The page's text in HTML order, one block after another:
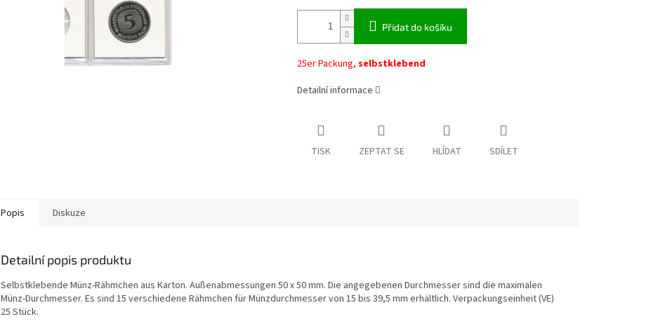
Přidat do košíku
25er Packung, selbstklebend
Detailní informace
TISK ZEPTAT SE HLÍDAT SDÍLET
Popis Diskuze
Detailní popis produktu
Selbstklebende Münz-Rähmchen aus Karton. Außenabmessungen 50 x 50 mm. Die angegebenen Durchmesser sind die maximalen
Münz-Durchmesser. Es sind 15 verschiedene Rähmchen für Münzdurchmesser von 15 bis 39,5 mm erhältlich. Verpackungseinheit (VE)
25 Stück.